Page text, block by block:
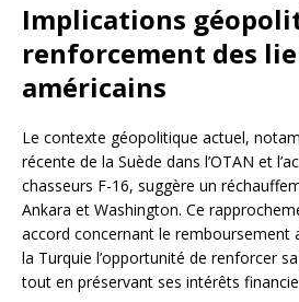
Implications
renforcement des
américains
Le contexte géopolitique actuel,
récente de la Suède dans l’OTAN et
chasseurs F-16, suggère un
Ankara et Washington. Ce
accord concernant le remboursement
la Turquie l’opportunité de renforcer
tout en préservant ses intérêts